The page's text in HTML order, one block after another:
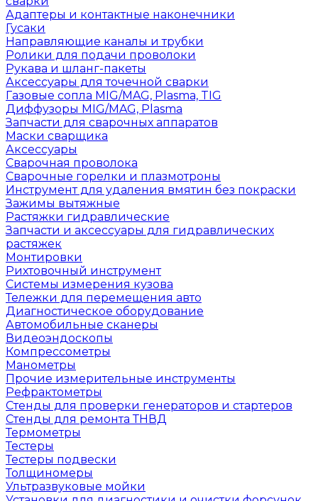
Адаптеры и контактные наконечники
Гусаки
Направляющие каналы и трубки
Ролики для подачи проволоки
Рукава и шланг-пакеты
Аксессуары для точечной сварки
Газовые сопла MIG/MAG, Plasma, TIG
Диффузоры MIG/MAG, Plasma
Запчасти для сварочных аппаратов
Маски сварщика
Аксессуары
Сварочная проволока
Сварочные горелки и плазмотроны
Инструмент для удаления вмятин без покраски
Зажимы вытяжные
Растяжки гидравлические
Запчасти и аксессуары для гидравлических
растяжек
Монтировки
Рихтовочный инструмент
Системы измерения кузова
Тележки для перемещения авто
Диагностическое оборудование
Автомобильные сканеры
Видеоэндоскопы
Компрессометры
Манометры
Прочие измерительные инструменты
Рефрактометры
Стенды для проверки генераторов и стартеров
Стенды для ремонта ТНВД
Термометры
Тестеры
Тестеры подвески
Толщиномеры
Ультразвуковые мойки